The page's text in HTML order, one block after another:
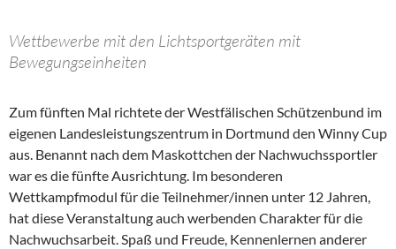
Wettbewerbe mit den Lichtsportgeräten mit
Bewegungseinheiten
Zum fünften Mal richtete der Westfälischen Schützenbund im
eigenen Landesleistungszentrum in Dortmund den Winny Cup
aus. Benannt nach dem Maskottchen der Nachwuchssportler
war es die fünfte Ausrichtung. Im besonderen
Wettkampfmodul für die Teilnehmer/innen unter 12 Jahren,
hat diese Veranstaltung auch werbenden Charakter für die
Nachwuchsarbeit. Spaß und Freude, Kennenlernen anderer